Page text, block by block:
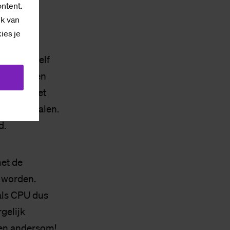
van
je
zelf
anderen
je met
uitstralen.
de
CPU dus